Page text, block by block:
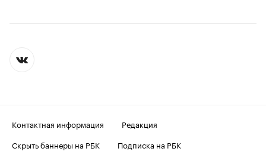
Контактная информация
Редакция
Скрыть баннеры на РБК
Подписка на РБК